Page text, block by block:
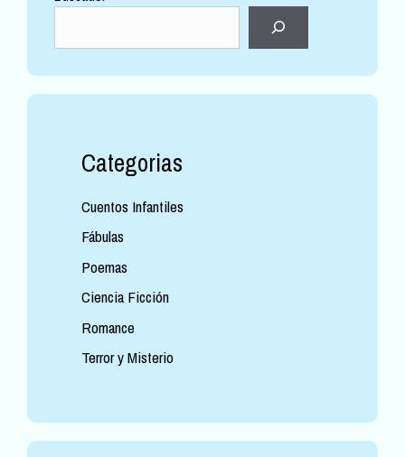
Categorias
Cuentos Infantiles
Fábulas
Poemas
Ciencia Ficción
Romance
Terror y Misterio